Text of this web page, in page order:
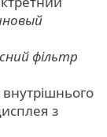
фільтр
з